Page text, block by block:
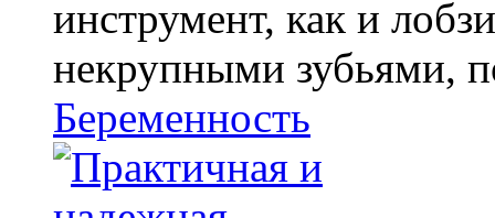
инструмент, как и
некрупными зубьями,
Беременность